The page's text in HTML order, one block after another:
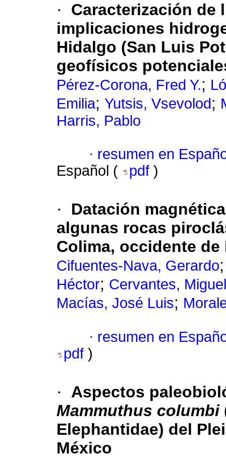
·
Caracterización de
implicaciones
Hidalgo (San Luis
geofísicos
Pérez-Corona, Fred Y.;
Emilia; Yutsis, Vsevolod ;
Harris, Pablo
· resumen en
Español (
pdf )
·
Datación
algunas rocas
Colima, occidente de
Cifuentes-Nava, Gerardo
Héctor; Cervantes, Miguel
Macías, José Luis;
· resumen en
pdf )
·
Aspectos
Mammuthus columbi
Elephantidae) del
México